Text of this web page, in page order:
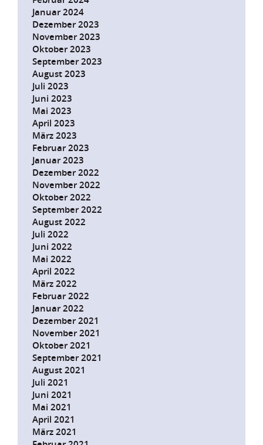
Januar 2024
Dezember 2023
November 2023
Oktober 2023
September 2023
August 2023
Juli 2023
Juni 2023
Mai 2023
April 2023
März 2023
Februar 2023
Januar 2023
Dezember 2022
November 2022
Oktober 2022
September 2022
August 2022
Juli 2022
Juni 2022
Mai 2022
April 2022
März 2022
Februar 2022
Januar 2022
Dezember 2021
November 2021
Oktober 2021
September 2021
August 2021
Juli 2021
Juni 2021
Mai 2021
April 2021
März 2021